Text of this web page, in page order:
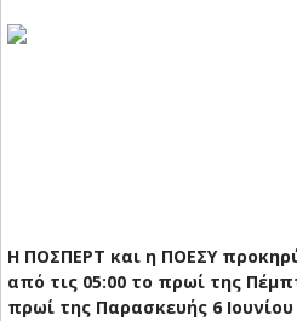
Η ΠΟΣΠΕΡΤ και η ΠΟΕΣΥ
από τις 05:00 το πρωί της
πρωί της Παρασκευής 6 Ιουνίου